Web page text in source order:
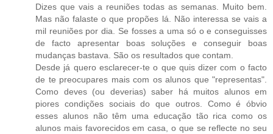
Dizes que vais a reuniões todas as semanas. Muito bem.
Mas não falaste o que propões lá. Não interessa se vais a
mil reuniões por dia. Se fosses a uma só o e conseguisses
de facto apresentar boas soluções e conseguir boas
mudanças bastava. São os resultados que contam.
Desde já quero esclarecer-te o que quis dizer com o facto
de te preocupares mais com os alunos que "representas".
Como deves (ou deverias) saber há muitos alunos em
piores condições sociais do que outros. Como é óbvio
esses alunos não têm uma educação tão rica como os
alunos mais favorecidos em casa, o que se reflecte no seu